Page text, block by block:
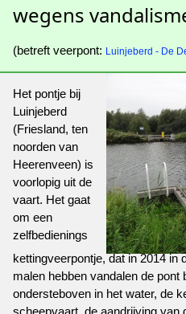
wegens
(betreft veerpont: Luinjeberd - De
Het pontje bij
Luinjeberd
(Friesland, ten
noorden van
Heerenveen) is
voorlopig uit de
vaart. Het gaat
om een
zelfbedienings
kettingveerpontje, dat in 2014 in
malen hebben vandalen de pont
ondersteboven in het water, de
scheepvaart, de aandrijving van